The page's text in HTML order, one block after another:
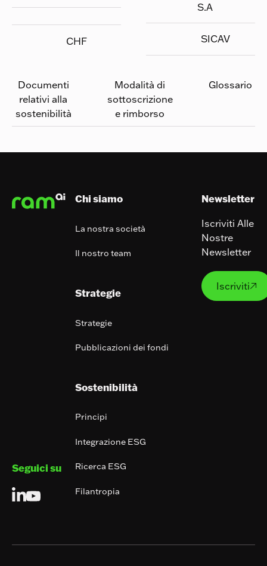
CHF
S.A
SICAV
Documenti
relativi alla
sostenibilità
Modalità di
sottoscrizione
e rimborso
Glossario
Seguici su
Chi siamo
La nostra società
Il nostro team
Strategie
Strategie
Pubblicazioni dei fondi
Sostenibilità
Principi
Integrazione ESG
Ricerca ESG
Filantropia
Newsletter
Iscriviti Alle
Nostre
Newsletter
Iscriviti